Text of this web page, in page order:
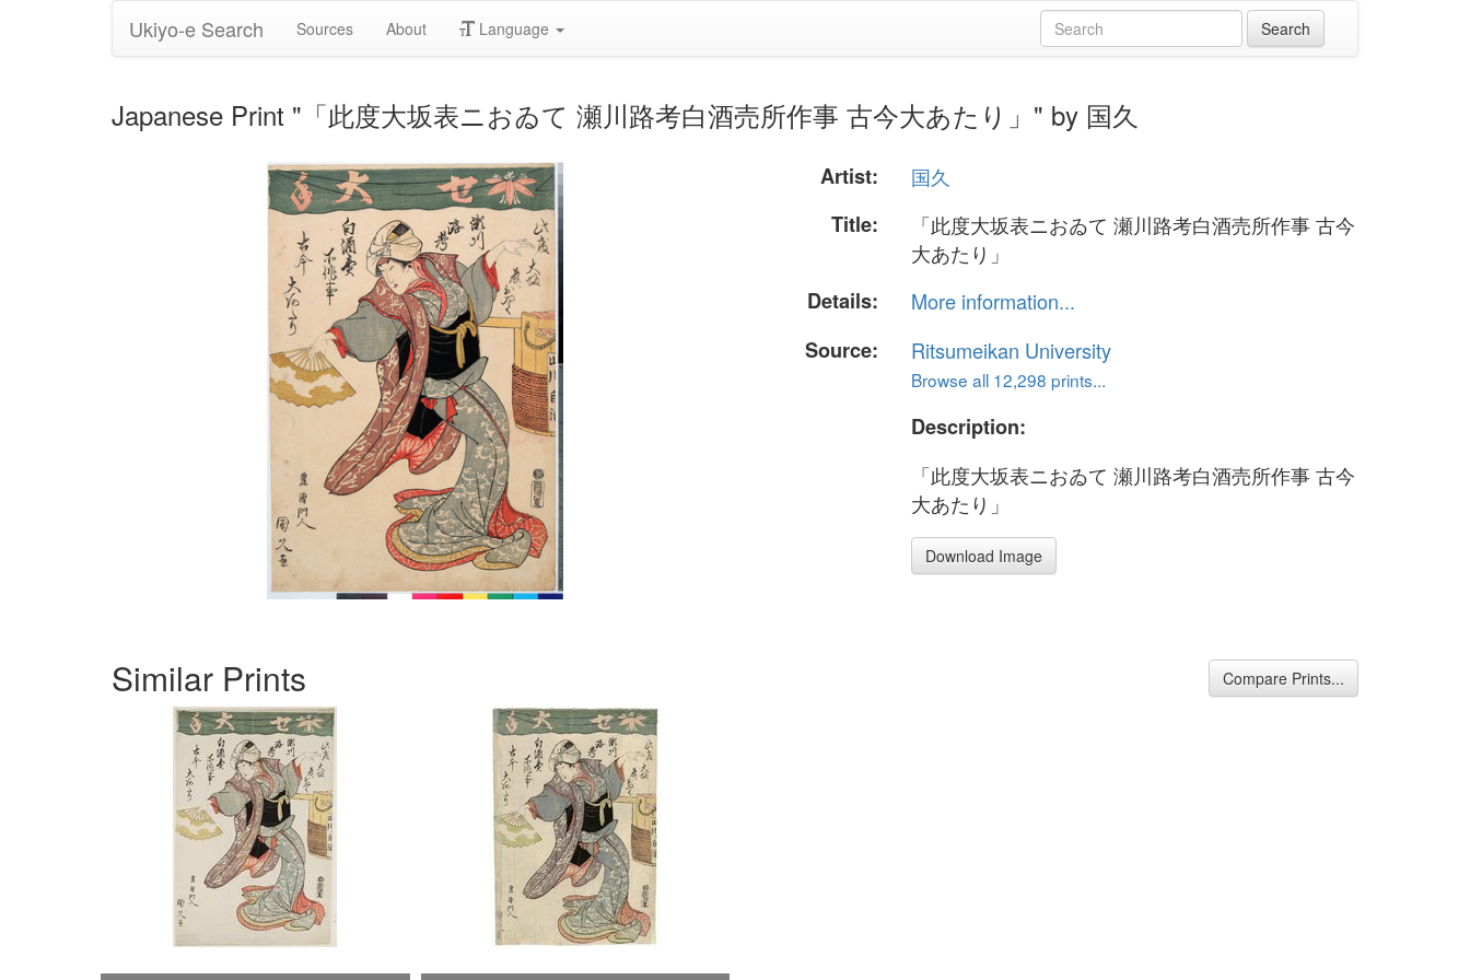
Ukiyo-e Search Sources About Language
Japanese Print "「此度大坂表ニおゐて 瀬川路考白酒売所作事 古今大あたり」" by 国久
Artist:
国久
Title:
「此度大坂表ニおゐて 瀬川路考白酒売所作事 古今
大あたり」
Details:
More information...
Source:
Ritsumeikan University
Browse all 12,298 prints...
Description:
「此度大坂表ニおゐて 瀬川路考白酒売所作事 古今
大あたり」
Download Image
Similar Prints Compare Prints...